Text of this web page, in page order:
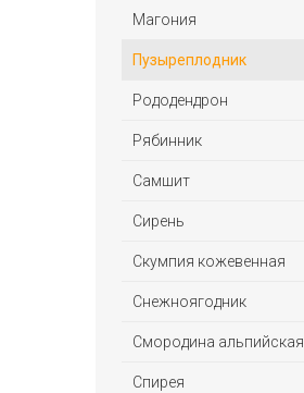
Магония
Пузыреплодник
Рододендрон
Рябинник
Самшит
Сирень
Скумпия кожевенная
Снежноягодник
Смородина альпийская
Спирея